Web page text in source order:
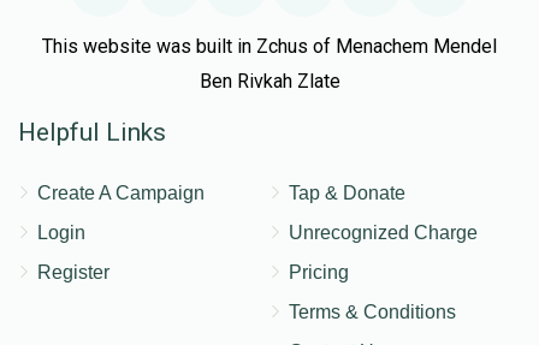
This website was built in Zchus of Menachem Mendel
Ben Rivkah Zlate
Helpful Links
Create A Campaign
Login
Register
Tap & Donate
Unrecognized Charge
Pricing
Terms & Conditions